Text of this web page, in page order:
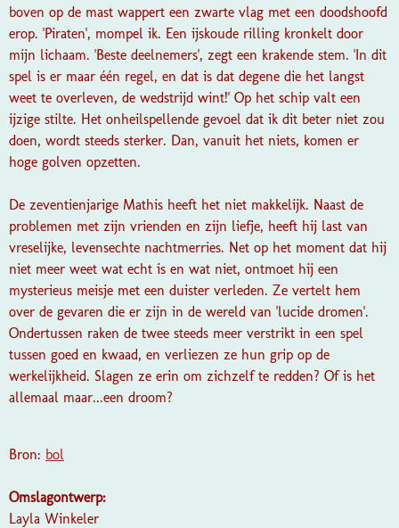
boven op de mast wappert een zwarte vlag met een doodshoofd
erop. 'Piraten', mompel ik. Een ijskoude rilling kronkelt door
mijn lichaam. 'Beste deelnemers', zegt een krakende stem. 'In dit
spel is er maar één regel, en dat is dat degene die het langst
weet te overleven, de wedstrijd wint!' Op het schip valt een
ijzige stilte. Het onheilspellende gevoel dat ik dit beter niet zou
doen, wordt steeds sterker. Dan, vanuit het niets, komen er
hoge golven opzetten.
De zeventienjarige Mathis heeft het niet makkelijk. Naast de
problemen met zijn vrienden en zijn liefje, heeft hij last van
vreselijke, levensechte nachtmerries. Net op het moment dat hij
niet meer weet wat echt is en wat niet, ontmoet hij een
mysterieus meisje met een duister verleden. Ze vertelt hem
over de gevaren die er zijn in de wereld van 'lucide dromen'.
Ondertussen raken de twee steeds meer verstrikt in een spel
tussen goed en kwaad, en verliezen ze hun grip op de
werkelijkheid. Slagen ze erin om zichzelf te redden? Of is het
allemaal maar...een droom?
Bron: bol
Omslagontwerp:
Layla Winkeler